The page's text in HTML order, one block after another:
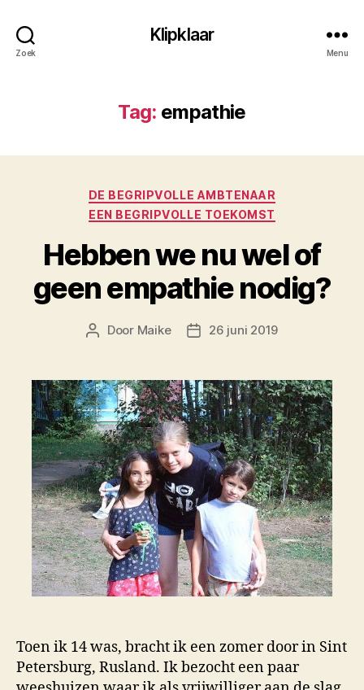
Zoek
Klipklaar
Menu
Tag: empathie
Categorieën
DE BEGRIPVOLLE AMBTENAAR
EEN BEGRIPVOLLE TOEKOMST
Hebben we nu wel of
geen empathie nodig?
Berichtauteur
Door Maike Berichtdatum
26 juni 2019
Toen ik 14 was, bracht ik een zomer door in Sint
Petersburg, Rusland. Ik bezocht een paar